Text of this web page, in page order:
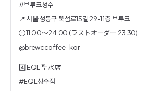
#브루크성수
📍 서울 성동구 뚝섬로15길 29-1 1층 브루크
🕒 11:00〜24:00 (ラストオーダー 23:30)
@brewccoffee_kor
4️⃣ EQL 聖水店
#EQL성수점